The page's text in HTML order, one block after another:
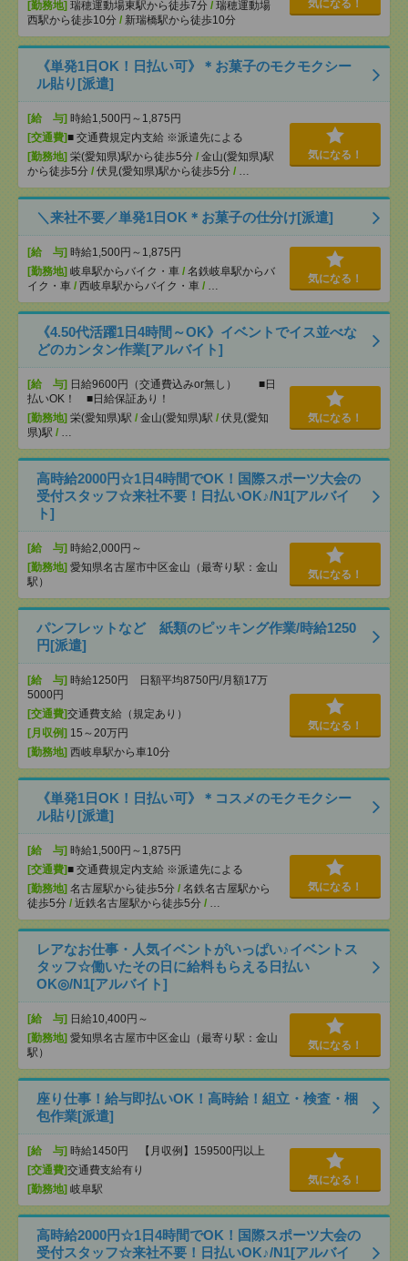
[勤務地] 瑞穂運動場東駅から徒歩7分 / 瑞穂運動場
西駅から徒歩10分 / 新瑞橋駅から徒歩10分
気になる！
《単発1日OK！日払い可》＊お菓子のモクモクシー
ル貼り[派遣]
[給 与] 時給1,500円～1,875円
[交通費]■ 交通費規定内支給 ※派遣先による
[勤務地] 栄(愛知県)駅から徒歩5分 / 金山(愛知県)駅
から徒歩5分 / 伏見(愛知県)駅から徒歩5分 / …
気になる！
＼来社不要／単発1日OK＊お菓子の仕分け[派遣]
[給 与] 時給1,500円～1,875円
[勤務地] 岐阜駅からバイク・車 / 名鉄岐阜駅からバ
イク・車 / 西岐阜駅からバイク・車 / …
気になる！
《4.50代活躍1日4時間～OK》イベントでイス並べな
どのカンタン作業[アルバイト]
[給 与] 日給9600円（交通費込みor無し） ■日
払いOK！ ■日給保証あり！
[勤務地] 栄(愛知県)駅 / 金山(愛知県)駅 / 伏見(愛知
県)駅 / …
気になる！
高時給2000円☆1日4時間でOK！国際スポーツ大会の
受付スタッフ☆来社不要！日払いOK♪/N1[アルバイ
ト]
[給 与] 時給2,000円～
[勤務地] 愛知県名古屋市中区金山（最寄り駅：金山
駅）
気になる！
パンフレットなど 紙類のピッキング作業/時給1250
円[派遣]
[給 与] 時給1250円 日額平均8750円/月額17万
5000円
[交通費]交通費支給（規定あり）
[月収例] 15～20万円
[勤務地] 西岐阜駅から車10分
気になる！
《単発1日OK！日払い可》＊コスメのモクモクシー
ル貼り[派遣]
[給 与] 時給1,500円～1,875円
[交通費]■ 交通費規定内支給 ※派遣先による
[勤務地] 名古屋駅から徒歩5分 / 名鉄名古屋駅から
徒歩5分 / 近鉄名古屋駅から徒歩5分 / …
気になる！
レアなお仕事・人気イベントがいっぱい♪イベントス
タッフ☆働いたその日に給料もらえる日払い
OK◎/N1[アルバイト]
[給 与] 日給10,400円～
[勤務地] 愛知県名古屋市中区金山（最寄り駅：金山
駅）
気になる！
座り仕事！給与即払いOK！高時給！組立・検査・梱
包作業[派遣]
[給 与] 時給1450円 【月収例】159500円以上
[交通費]交通費支給有り
[勤務地] 岐阜駅
気になる！
高時給2000円☆1日4時間でOK！国際スポーツ大会の
受付スタッフ☆来社不要！日払いOK♪/N1[アルバイ